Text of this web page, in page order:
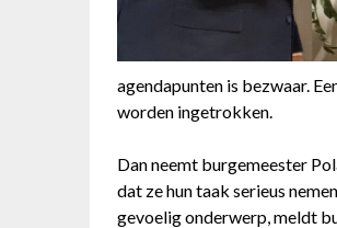
agendapunten is bezwaar.
worden ingetrokken.
Dan neemt burgemeester
dat ze hun taak serieus
gevoelig onderwerp, meldt